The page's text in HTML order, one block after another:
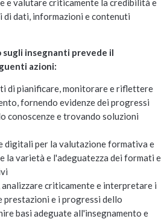
e valutare criticamente la credibilità e
dati, informazioni e contenuti
sugli insegnanti prevede il
azioni:
di pianificare, monitorare e riflettere
fornendo evidenze dei progressi
conoscenze e trovando soluzioni
digitali per la valutazione formativa e
la varietà e l'adeguatezza dei formati e
criticamente e interpretare i
e i progressi dello
basi adeguate all'insegnamento e